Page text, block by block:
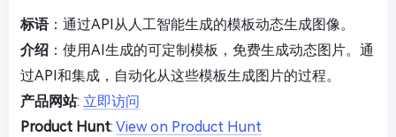
标语：通过API从人工智能生成的模板动态生成图像。
介绍 ：使用AI生成的可定制模板，免费生成动态图片。通
过API和集成，自动化从这些模板生成图片的过程。
产品网站: 立即访问
Product Hunt: View on Product Hunt